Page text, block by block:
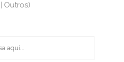
Outros)